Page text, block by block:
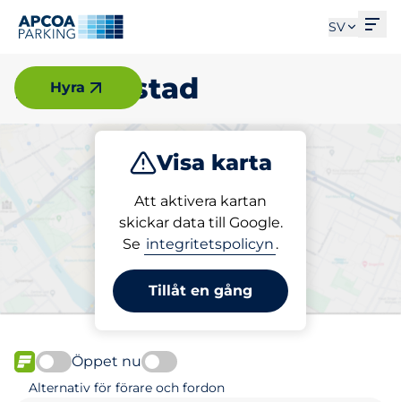
SV
Kristianstad
Visa karta
Att aktivera kartan
skickar data till Google.
Se integritetspolicyn .
Tillåt en gång
Hyra
Parkera
Välj din parkeringsplats i
Kristianstad
FLÖDE
Öppet nu
Alternativ för förare och fordon